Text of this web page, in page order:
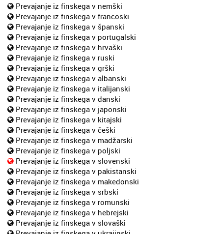
Prevajanje iz finskega v nemški
Prevajanje iz finskega v francoski
Prevajanje iz finskega v španski
Prevajanje iz finskega v portugalski
Prevajanje iz finskega v hrvaški
Prevajanje iz finskega v ruski
Prevajanje iz finskega v grški
Prevajanje iz finskega v albanski
Prevajanje iz finskega v italijanski
Prevajanje iz finskega v danski
Prevajanje iz finskega v japonski
Prevajanje iz finskega v kitajski
Prevajanje iz finskega v češki
Prevajanje iz finskega v madžarski
Prevajanje iz finskega v poljski
Prevajanje iz finskega v slovenski
Prevajanje iz finskega v pakistanski
Prevajanje iz finskega v makedonski
Prevajanje iz finskega v srbski
Prevajanje iz finskega v romunski
Prevajanje iz finskega v hebrejski
Prevajanje iz finskega v slovaški